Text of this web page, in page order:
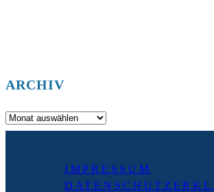
ARCHIV
Archiv
IMPRESSUM